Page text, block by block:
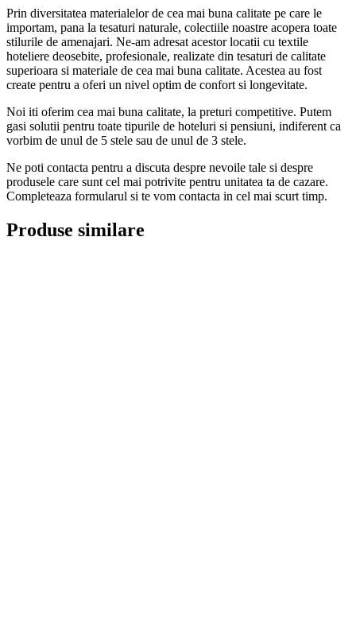
Prin diversitatea materialelor de cea mai buna calitate pe care le
importam, pana la tesaturi naturale, colectiile noastre acopera toate
stilurile de amenajari. Ne-am adresat acestor locatii cu textile
hoteliere deosebite, profesionale, realizate din tesaturi de calitate
superioara si materiale de cea mai buna calitate. Acestea au fost
create pentru a oferi un nivel optim de confort si longevitate.
Noi iti oferim cea mai buna calitate, la preturi competitive. Putem
gasi solutii pentru toate tipurile de hoteluri si pensiuni, indiferent ca
vorbim de unul de 5 stele sau de unul de 3 stele.
Ne poti contacta pentru a discuta despre nevoile tale si despre
produsele care sunt cel mai potrivite pentru unitatea ta de cazare.
Completeaza formularul si te vom contacta in cel mai scurt timp.
Produse similare